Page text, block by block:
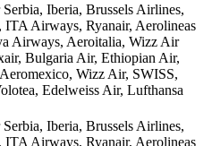
Iberia, Brussels Airlines,
ITA Airways, Ryanair, Aerolineas
Airways, Aeroitalia, Wizz Air
Bulgaria Air, Ethiopian Air,
Wizz Air, SWISS,
Edelweiss Air, Lufthansa
Iberia, Brussels Airlines,
ITA Airways, Ryanair, Aerolineas